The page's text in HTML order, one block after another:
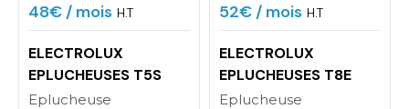
48€/ mois H.T
ELECTROLUX
EPLUCHEUSES T5S
Eplucheuse
52€/ mois H.T
ELECTROLUX
EPLUCHEUSES T8E
Eplucheuse